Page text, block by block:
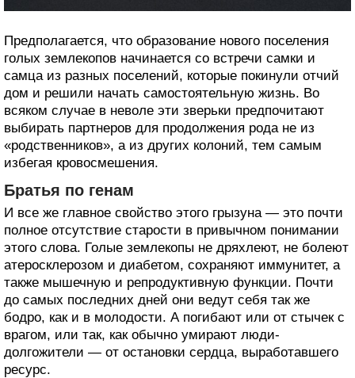
Предполагается, что образование нового поселения
голых землекопов начинается со встречи самки и
самца из разных поселений, которые покинули отчий
дом и решили начать самостоятельную жизнь. Во
всяком случае в неволе эти зверьки предпочитают
выбирать партнеров для продолжения рода не из
«родственников», а из других колоний, тем самым
избегая кровосмешения.
Братья по генам
И все же главное свойство этого грызуна — это почти
полное отсутствие старости в привычном понимании
этого слова. Голые землекопы не дряхлеют, не болеют
атеросклерозом и диабетом, сохраняют иммунитет, а
также мышечную и репродуктивную функции. Почти
до самых последних дней они ведут себя так же
бодро, как и в молодости. А погибают или от стычек с
врагом, или так, как обычно умирают люди-
долгожители — от остановки сердца, выработавшего
ресурс.